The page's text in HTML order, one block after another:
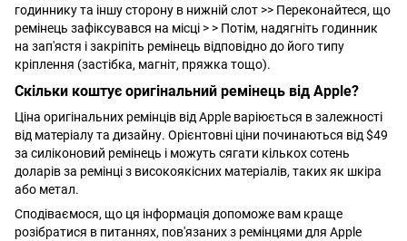
годиннику та іншу сторону в нижній слот >> Переконайтеся, що
ремінець зафіксувався на місці > > Потім, надягніть годинник
на зап'ястя і закріпіть ремінець відповідно до його типу
кріплення (застібка, магніт, пряжка тощо).
Скільки коштує оригінальний ремінець від Apple?
Ціна оригінальних ремінців від Apple варіюється в залежності
від матеріалу та дизайну. Орієнтовні ціни починаються від $49
за силіконовий ремінець і можуть сягати кількох сотень
доларів за ремінці з високоякісних матеріалів, таких як шкіра
або метал.
Сподіваємося, що ця інформація допоможе вам краще
розібратися в питаннях, пов'язаних з ремінцями для Apple